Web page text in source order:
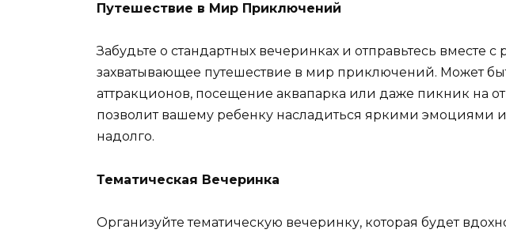
Путешествие в Мир Приключений
Забудьте о стандартных вечеринках и отправьтесь вместе с
захватывающее путешествие в мир приключений. Может
аттракционов, посещение аквапарка или даже пикник на
позволит вашему ребенку насладиться яркими эмоциями и
надолго.
Тематическая Вечеринка
Организуйте тематическую вечеринку, которая будет